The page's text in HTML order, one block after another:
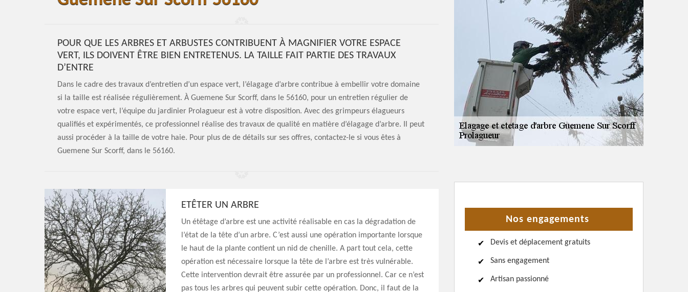
POUR QUE LES ARBRES ET ARBUSTES CONTRIBUENT À MAGNIFIER VOTRE ESPACE
VERT, ILS DOIVENT ÊTRE BIEN ENTRETENUS. LA TAILLE FAIT PARTIE DES TRAVAUX
D’ENTRE
Dans le cadre des travaux d’entretien d’un espace vert, l’élagage d’arbre contribue à embellir votre domaine
si la taille est réalisée régulièrement. À Guemene Sur Scorff, dans le 56160, pour un entretien régulier de
votre espace vert, l’équipe du jardinier Prolagueur est à votre disposition. Avec des grimpeurs élagueurs
qualifiés et expérimentés, ce professionnel réalise des travaux de qualité en matière d’élagage d’arbre. Il peut
aussi procéder à la taille de votre haie. Pour plus de de détails sur ses offres, contactez-le si vous êtes à
Guemene Sur Scorff, dans le 56160.
ETÊTER UN ARBRE
Un étêtage d’arbre est une activité réalisable en cas la dégradation de
l’état de la tête d’un arbre. C’est aussi une opération importante lorsque
le haut de la plante contient un nid de chenille. A part tout cela, cette
opération est nécessaire lorsque la tête de l’arbre est très vulnérable.
Cette intervention devrait être assurée par un professionnel. Car ce n’est
pas tous les arbres qui peuvent subir cette opération. Donc, il faut de la
Nos engagements
Devis et déplacement gratuits
Sans engagement
Artisan passionné